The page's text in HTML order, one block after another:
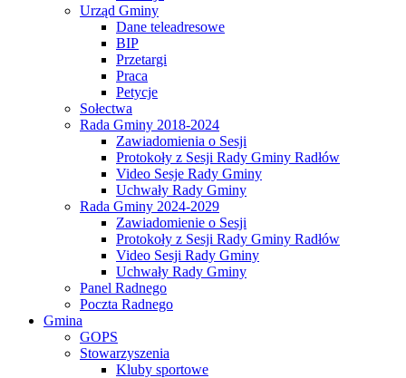
Urząd Gminy
Dane teleadresowe
BIP
Przetargi
Praca
Petycje
Sołectwa
Rada Gminy 2018-2024
Zawiadomienia o Sesji
Protokoły z Sesji Rady Gminy Radłów
Video Sesje Rady Gminy
Uchwały Rady Gminy
Rada Gminy 2024-2029
Zawiadomienie o Sesji
Protokoły z Sesji Rady Gminy Radłów
Video Sesji Rady Gminy
Uchwały Rady Gminy
Panel Radnego
Poczta Radnego
Gmina
GOPS
Stowarzyszenia
Kluby sportowe